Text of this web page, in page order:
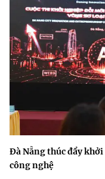
Đà Nẵng thúc đẩy
công nghệ